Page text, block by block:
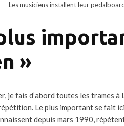
Les musiciens installent leur
»
je fais d’abord toutes les trames
Le plus important se fait
depuis mars 1990,